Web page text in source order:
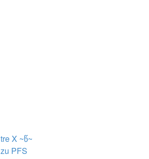
X ~წ~
PFS